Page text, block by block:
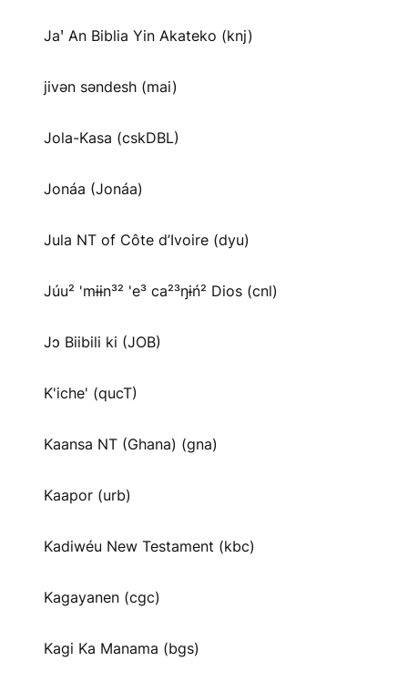
Jaꞌ An Biblia Yin Akateko (knj)
jivən səndesh (mai)
Jola-Kasa (cskDBL)
Jonáa (Jonáa)
Jula NT of Côte d’Ivoire (dyu)
Júu² 'mɨɨn³² 'e³ ca²³ŋɨń² Dios (cnl)
Jɔ Biibili ki (JOB)
K'iche' (qucT)
Kaansa NT (Ghana) (gna)
Kaapor (urb)
Kadiwéu New Testament (kbc)
Kagayanen (cgc)
Kagi Ka Manama (bgs)